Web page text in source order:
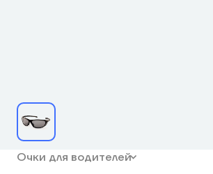
Очки для водителей